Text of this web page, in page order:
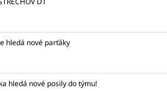
hledá nové parťáky
hledá nové posily do týmu!